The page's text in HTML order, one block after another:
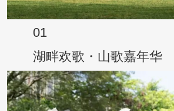
01
湖畔欢歌・山歌嘉年华